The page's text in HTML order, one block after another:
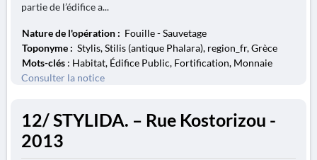
partie de l’édifice a...
Nature de l'opération : Fouille - Sauvetage
Toponyme : Stylis, Stilis (antique Phalara), region_fr, Grèce
Mots-clés : Habitat, Édifice Public, Fortification, Monnaie
Consulter la notice
12/ STYLIDA. – Rue Kostorizou -
2013